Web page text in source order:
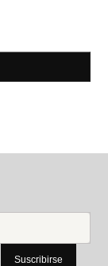
Suscribirse